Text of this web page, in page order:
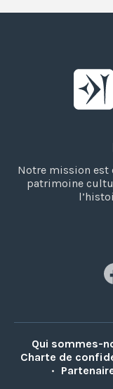
Notre mission est
patrimoine
Qui sommes-
Charte de
•